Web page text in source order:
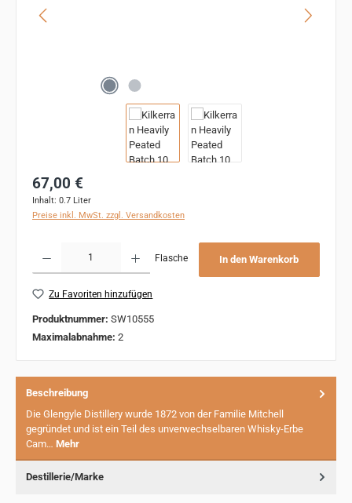
Regulärer Preis:
67,00 €
Inhalt: 0.7 Liter
Preise inkl. MwSt. zzgl. Versandkosten
Flasche In den Warenkorb
Zu Favoriten hinzufügen
Produktnummer: SW10555
Maximalabnahme: 2
Beschreibung
Die Glengyle Distillery wurde 1872 von der Familie Mitchell
gegründet und ist ein Teil des unverwechselbaren Whisky-Erbe
Cam… Mehr
Destillerie/Marke